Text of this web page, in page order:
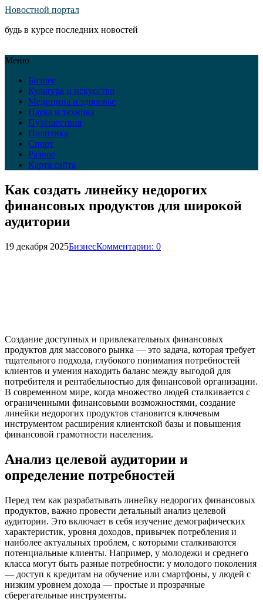
Новостной портал
будь в курсе последних новостей
Меню
Бизнес
Культура и искусство
Медицина и здоровье
Наука и техника
Путешествия
Политика
Спорт
Разное
Карта сайта
Как создать линейку недорогих
финансовых продуктов для широкой
аудитории
19 декабря 2025БизнесКомментарии: 0
Создание доступных и привлекательных финансовых
продуктов для массового рынка — это задача, которая требует
тщательного подхода, глубокого понимания потребностей
клиентов и умения находить баланс между выгодой для
потребителя и рентабельностью для финансовой организации.
В современном мире, когда множество людей сталкивается с
ограниченными финансовыми возможностями, создание
линейки недорогих продуктов становится ключевым
инструментом расширения клиентской базы и повышения
финансовой грамотности населения.
Анализ целевой аудитории и
определение потребностей
Перед тем как разрабатывать линейку недорогих финансовых
продуктов, важно провести детальный анализ целевой
аудитории. Это включает в себя изучение демографических
характеристик, уровня доходов, привычек потребления и
наиболее актуальных проблем, с которыми сталкиваются
потенциальные клиенты. Например, у молодежи и среднего
класса могут быть разные потребности: у молодого поколения
— доступ к кредитам на обучение или смартфоны, у людей с
низким уровнем дохода — простые и прозрачные
сберегательные инструменты.